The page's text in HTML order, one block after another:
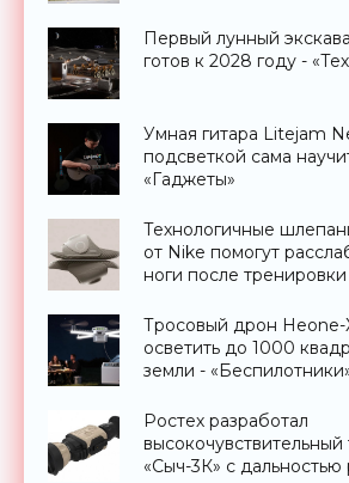
Первый лунный
готов к 2028 году -
Умная гитара Litejam
подсветкой сама
«Гаджеты»
Технологичные
от Nike помогут
ноги после
Тросовый дрон Heone-
осветить до 1000
земли -
Ростех разработал
высокочувствительный
«Сыч-3К» с дальностью